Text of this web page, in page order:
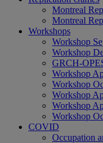
Montreal
Montreal
Workshops
Workshop
Workshop
GRCH-
Workshop
Workshop
Workshop
Workshop
Workshop
COVID
Occupation